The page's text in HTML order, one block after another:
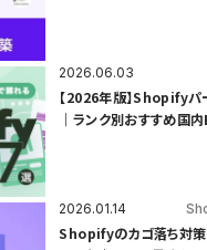
2026.06.03
【2026年版】Shopifyパ
｜ランク別おすすめ国
2026.01.14
Shopifyのカゴ落ち対